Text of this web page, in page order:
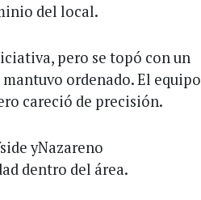
del local.
pero se topó con un
ordenado. El equipo
careció de precisión.
yNazareno
dentro del área.